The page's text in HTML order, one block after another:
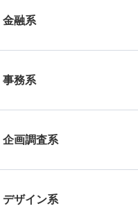
金融系
事務系
企画調査系
デザイン系